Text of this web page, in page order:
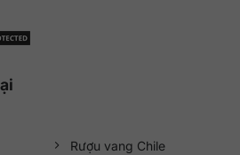
Rượu vang Chile